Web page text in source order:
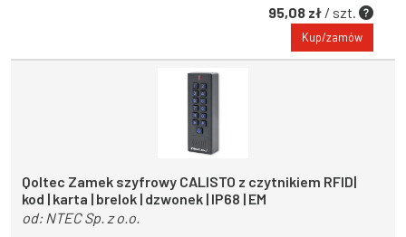
95,08 zł / szt.
Kup/zamów
Qoltec Zamek szyfrowy CALISTO z czytnikiem RFID|
kod | karta | brelok | dzwonek | IP68 | EM
od: NTEC Sp. z o.o.